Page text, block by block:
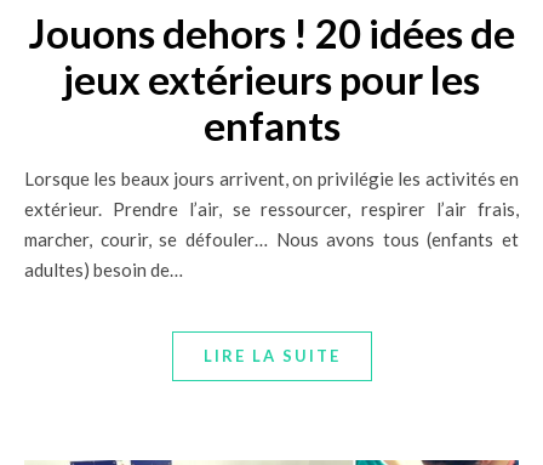
Jouons dehors ! 20 idées de
jeux extérieurs pour les
enfants
Lorsque les beaux jours arrivent, on privilégie les activités en
extérieur. Prendre l’air, se ressourcer, respirer l’air frais,
marcher, courir, se défouler… Nous avons tous (enfants et
adultes) besoin de…
LIRE LA SUITE